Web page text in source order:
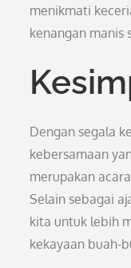
menikmati
kenangan manis
Dengan segala
kebersamaan
merupakan
Selain sebagai
kita untuk lebih
kekayaan buah-